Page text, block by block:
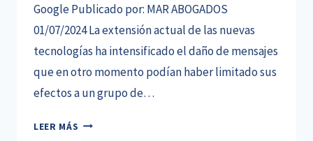
Google Publicado por: MAR ABOGADOS
01/07/2024 La extensión actual de las nuevas
tecnologías ha intensificado el daño de mensajes
que en otro momento podían haber limitado sus
efectos a un grupo de…
LEER MÁS LA